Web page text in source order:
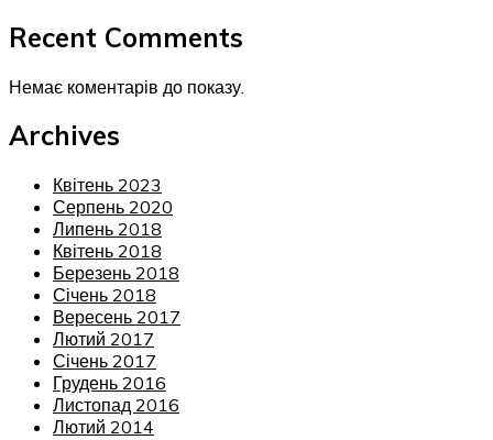
Recent Comments
Немає коментарів до показу.
Archives
Квітень 2023
Серпень 2020
Липень 2018
Квітень 2018
Березень 2018
Січень 2018
Вересень 2017
Лютий 2017
Січень 2017
Грудень 2016
Листопад 2016
Лютий 2014